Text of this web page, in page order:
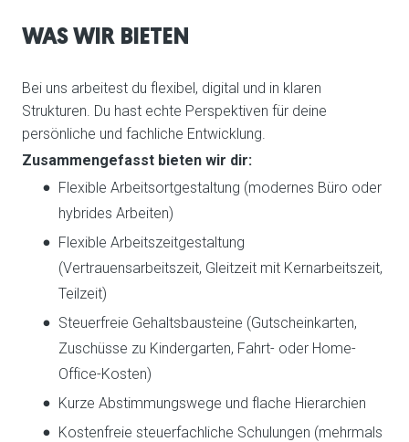
WAS WIR BIETEN
Bei uns arbeitest du flexibel, digital und in klaren
Strukturen. Du hast echte Perspektiven für deine
persönliche und fachliche Entwicklung.
Zusammengefasst bieten wir dir:
Flexible Arbeitsortgestaltung (modernes Büro oder
hybrides Arbeiten)
Flexible Arbeitszeitgestaltung
(Vertrauensarbeitszeit, Gleitzeit mit Kernarbeitszeit,
Teilzeit)
Steuerfreie Gehaltsbausteine (Gutscheinkarten,
Zuschüsse zu Kindergarten, Fahrt- oder Home-
Office-Kosten)
Kurze Abstimmungswege und flache Hierarchien
Kostenfreie steuerfachliche Schulungen (mehrmals